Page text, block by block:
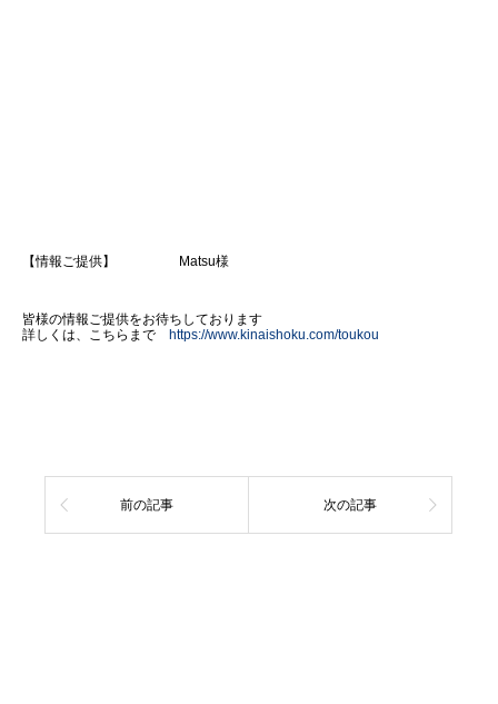
【情報ご提供】 Matsu様
皆様の情報ご提供をお待ちしております
詳しくは、こちらまで https://www.kinaishoku.com/toukou
前の記事 次の記事